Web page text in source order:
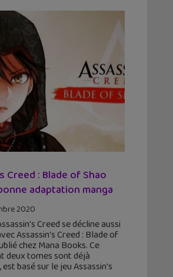
Creed : Blade of Shao
adaptation manga
2020
Creed se décline aussi
Assassin's Creed : Blade of
chez Mana Books. Ce
deux tomes sont déjà
est basé sur le jeu Assassin's